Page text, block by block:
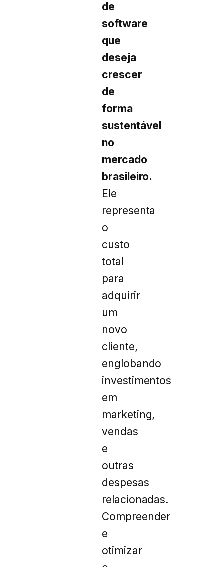
de
software
que
deseja
crescer
de
forma
sustentável
no
mercado
brasileiro.
Ele
representa
o
custo
total
para
adquirir
um
novo
cliente,
englobando
investimentos
em
marketing,
vendas
e
outras
despesas
relacionadas.
Compreender
e
otimizar